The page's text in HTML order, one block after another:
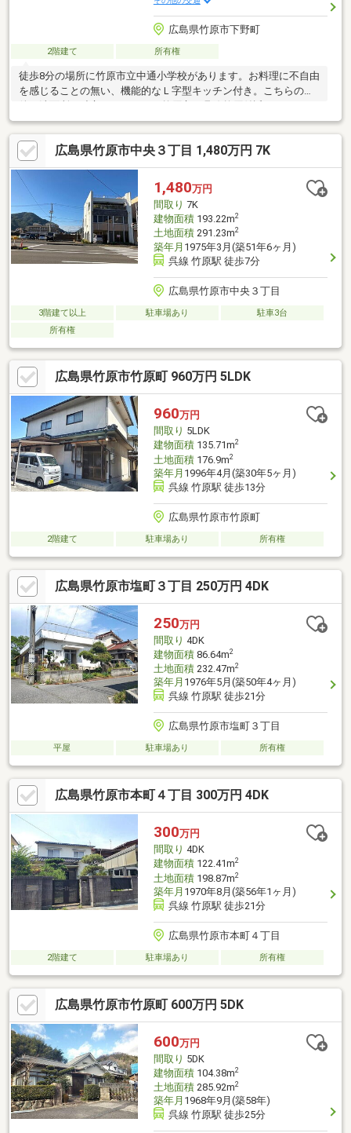
広島県竹原市下野町
2階建て 所有権
徒歩8分の場所に竹原市立中通小学校があります。お料理に不自由
を感じることの無い、機能的なＬ字型キッチン付き。こちらの物
ームを探しましょう。お引
広島県竹原市中央３丁目 1,480万円 7K
1,480万円
間取り 7K
建物面積193.22m2
土地面積291.23m2
築年月 1975年3月(築51年6ヶ月)
呉線 竹原駅 徒歩7分
広島県竹原市中央３丁目
3階建て以上 駐車場あり
駐車3台
所有権
広島県竹原市竹原町 960万円 5LDK
960万円
間取り 5LDK
建物面積135.71m2
土地面積176.9m2
築年月 1996年4月(築30年5ヶ月)
呉線 竹原駅 徒歩13分
広島県竹原市竹原町
2階建て 駐車場あり 所有権
広島県竹原市塩町３丁目 250万円 4DK
250万円
間取り 4DK
建物面積86.64m2
土地面積232.47m2
築年月 1976年5月(築50年4ヶ月)
呉線 竹原駅 徒歩21分
広島県竹原市塩町３丁目
平屋 駐車場あり 所有権
広島県竹原市本町４丁目 300万円 4DK
300万円
間取り 4DK
建物面積122.41m2
土地面積198.87m2
築年月 1970年8月(築56年1ヶ月)
呉線 竹原駅 徒歩21分
広島県竹原市本町４丁目
2階建て 駐車場あり 所有権
広島県竹原市竹原町 600万円 5DK
600万円
間取り 5DK
建物面積104.38m2
土地面積285.92m2
築年月 1968年9月(築58年)
呉線 竹原駅 徒歩25分